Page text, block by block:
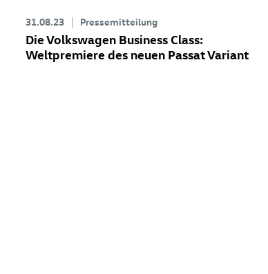
31.08.23 Pressemitteilung
Die Volkswagen Business Class:
Weltpremiere des neuen Passat Variant